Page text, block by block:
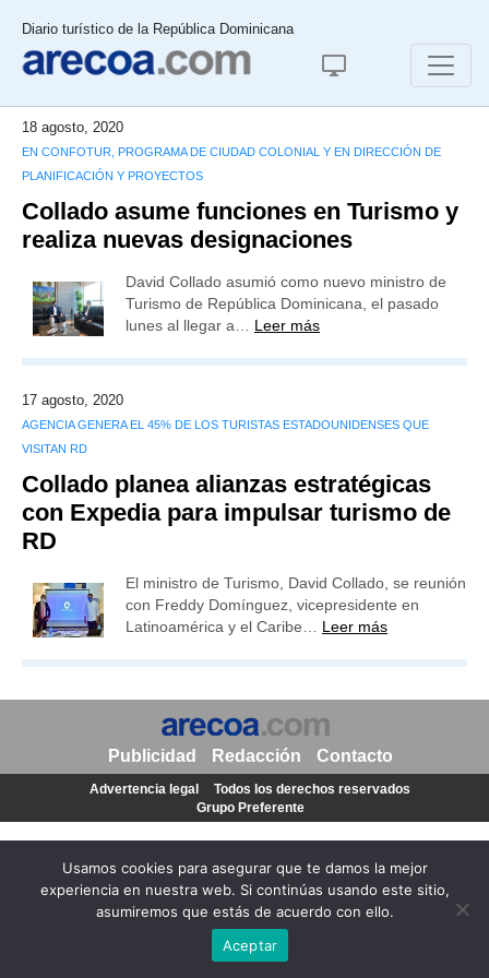
Diario turístico de la República Dominicana
18 agosto, 2020
EN CONFOTUR, PROGRAMA DE CIUDAD COLONIAL Y EN DIRECCIÓN DE
PLANIFICACIÓN Y PROYECTOS
Collado asume funciones en Turismo y
realiza nuevas designaciones
David Collado asumió como nuevo ministro de
Turismo de República Dominicana, el pasado
lunes al llegar a… Leer más
17 agosto, 2020
AGENCIA GENERA EL 45% DE LOS TURISTAS ESTADOUNIDENSES QUE
VISITAN RD
Collado planea alianzas estratégicas
con Expedia para impulsar turismo de
RD
El ministro de Turismo, David Collado, se reunión
con Freddy Domínguez, vicepresidente en
Latinoamérica y el Caribe… Leer más
Usamos cookies para asegurar que te damos la mejor
experiencia en nuestra web. Si continúas usando este sitio,
asumiremos que estás de acuerdo con ello.
Aceptar
Publicidad Redacción Contacto
Advertencia legal
Todos los derechos reservados
Grupo Preferente